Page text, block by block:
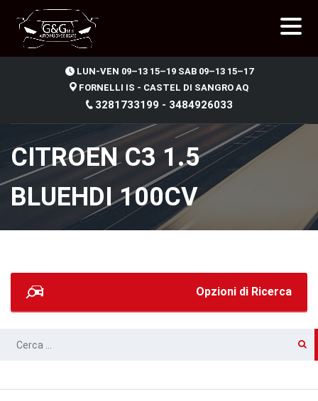
LUN-VEN 09–13 15–19 SAB 09–13 15–17
FORNELLI IS - CASTEL DI SANGRO AQ
3281733199 - 3484926033
CITROEN C3 1.5
BLUEHDI 100CV
Opzioni di Ricerca
RICERCA